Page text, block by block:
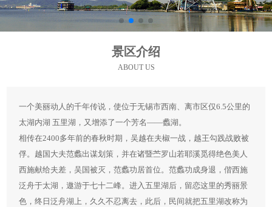
景区介绍
ABOUT US
一个美丽动人的千年传说，使位于无锡市西南、离市区仅6.5公里的
太湖内湖 五里湖，又增添了一个芳名——蠡湖。
相传在2400多年前的春秋时期，吴越在夫椒一战，越王勾践战败被
俘。越国大夫范蠡出谋划策，并在诸暨苎罗山若耶溪觅得绝色美人
西施献给夫差，吴国被灭，范蠡功居首位。范蠡功成身退，偕西施
泛舟于太湖，遨游于七十二峰。进入五里湖后，留恋这里的秀丽景
色，终日泛舟湖上，久久不忍离去，此后，民间就把五里湖改称为